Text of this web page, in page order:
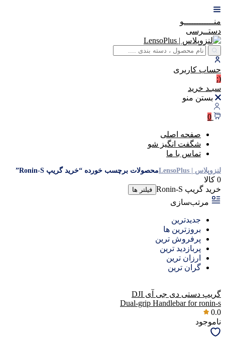
منــــــــــــو
دستــرسی
حساب کاربری
(:
سبـد خرید
بستن منو
0
صفحه اصلی
شگفت انگیز شو
تماس با ما
لنزوپلاس | LensoPlus محصولات برچسب خورده “خرید گریپ Ronin-S”
0 کالا
خرید گریپ Ronin-S
فیلتر ها
مرتب‌سازی
جدیدترین
بروزترین ها
پرفروش ترین
پربازدید ترین
ارزان ترین
گران ترین
گریپ دستی دی جی آی DJI
Dual-grip Handlebar for ronin-s
0.0
ناموجود